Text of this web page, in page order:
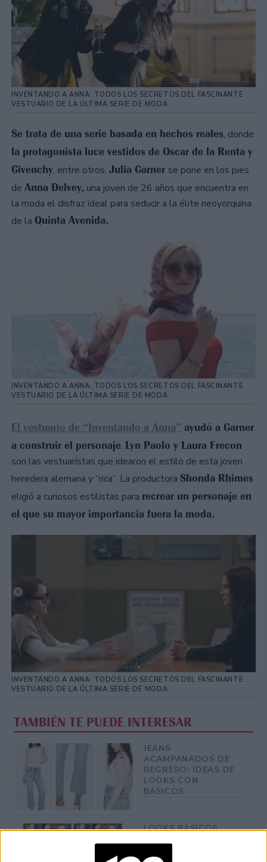
INVENTANDO A ANNA: TODOS LOS SECRETOS DEL FASCINANTE
VESTUARIO DE LA ÚLTIMA SERIE DE MODA
Se trata de una serie basada en hechos reales, donde
la protagonista luce vestidos de Oscar de la Renta y
Givenchy, entre otros. Julia Garner se pone en los pies
de Anna Delvey, una joven de 26 años que encuentra en
la moda el disfraz ideal para seducir a la élite neoyorquina
de la Quinta Avenida.
INVENTANDO A ANNA: TODOS LOS SECRETOS DEL FASCINANTE
VESTUARIO DE LA ÚLTIMA SERIE DE MODA
El vestuario de “Inventando a Anna” ayudó a Garner
a construir el personaje. Lyn Paolo y Laura Frecon
son las vestuarístas que idearon el estilo de esta joven
heredera alemana y “rica”. La productora Shonda Rhimes
eligió a curiosos estilistas para recrear un personaje en
el que su mayor importancia fuera la moda.
INVENTANDO A ANNA: TODOS LOS SECRETOS DEL FASCINANTE
VESTUARIO DE LA ÚLTIMA SERIE DE MODA
TAMBIÉN TE PUEDE INTERESAR
JEANS
ACAMPANADOS DE
REGRESO: IDEAS DE
LOOKS CON
BÁSICOS
LOOKS BÁSICOS